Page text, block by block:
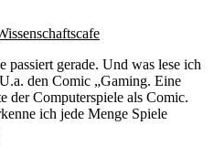
gerade. Und was lese ich
den Comic „Gaming. Eine
der Computerspiele als Comic.
ich jede Menge Spiele